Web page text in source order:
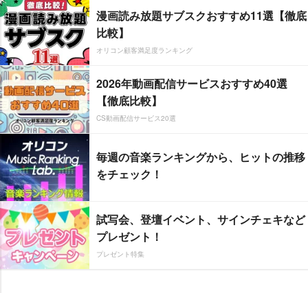
漫画読み放題サブスクおすすめ11選【徹底
比較】
オリコン顧客満足度ランキング
2026年動画配信サービスおすすめ40選
【徹底比較】
CS動画配信サービス20選
毎週の音楽ランキングから、ヒットの推移
をチェック！
試写会、登壇イベント、サインチェキなど
プレゼント！
プレゼント特集